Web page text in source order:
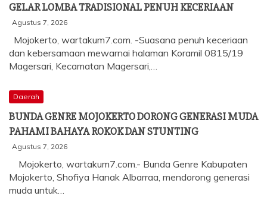
GELAR LOMBA TRADISIONAL PENUH KECERIAAN
Agustus 7, 2026
Mojokerto, wartakum7.com. -Suasana penuh keceriaan
dan kebersamaan mewarnai halaman Koramil 0815/19
Magersari, Kecamatan Magersari,…
Daerah
BUNDA GENRE MOJOKERTO DORONG GENERASI MUDA
PAHAMI BAHAYA ROKOK DAN STUNTING
Agustus 7, 2026
Mojokerto, wartakum7.com.- Bunda Genre Kabupaten
Mojokerto, Shofiya Hanak Albarraa, mendorong generasi
muda untuk…